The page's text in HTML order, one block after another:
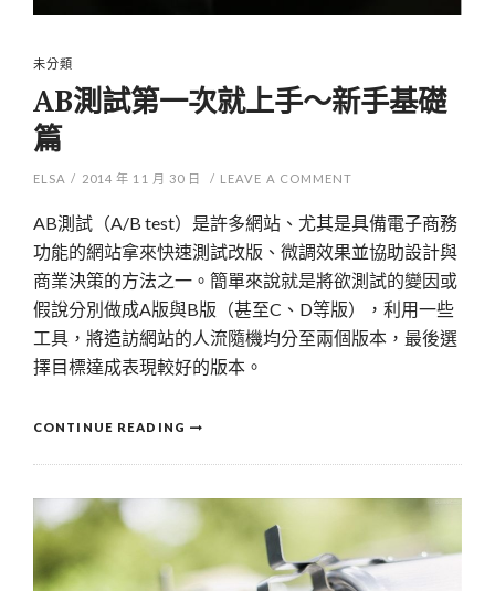
未分類
AB測試第一次就上手～新手基礎
篇
ELSA / 2014 年 11 月 30 日 / LEAVE A COMMENT
AB測試（A/B test）是許多網站、尤其是具備電子商務
功能的網站拿來快速測試改版、微調效果並協助設計與
商業決策的方法之一。簡單來說就是將欲測試的變因或
假說分別做成A版與B版（甚至C、D等版），利用一些
工具，將造訪網站的人流隨機均分至兩個版本，最後選
擇目標達成表現較好的版本。
CONTINUE READING